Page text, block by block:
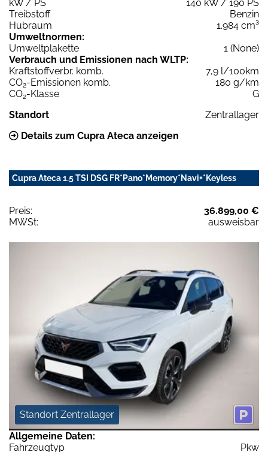
kW / PS
140 kW / 190 PS
Treibstoff
Benzin
Hubraum
1.984 cm³
Umweltnormen:
Umweltplakette
1 (None)
Verbrauch und Emissionen nach WLTP:
Kraftstoffverbr. komb.
7,9 l/100km
CO2-Emissionen komb.
180 g/km
CO2-Klasse
G
Standort
Zentrallager
Details zum Cupra Ateca anzeigen
Cupra Ateca 1.5 TSI DSG FR*Pano*Memory*Navi+*Keyless
Preis:
36.899,00 €
MWSt:
ausweisbar
Standort Zentrallager
Allgemeine Daten:
Fahrzeugtyp
Pkw